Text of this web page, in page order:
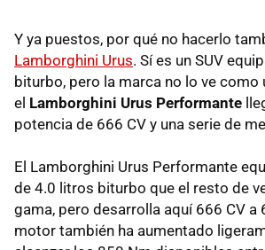
Y ya puestos, por qué no hacerlo
Lamborghini Urus. Sí es un SUV
biturbo, pero la marca no lo ve como
el Lamborghini Urus Performante
potencia de 666 CV y una serie de
El Lamborghini Urus Performante
de 4.0 litros biturbo que el resto de
gama, pero desarrolla aquí 666 CV a
motor también ha aumentado